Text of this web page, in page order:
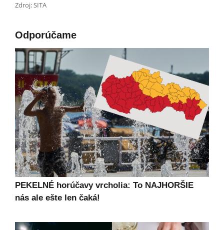
Zdroj: SITA
Odporúčame
PEKELNÉ horúčavy vrcholia: To NAJHORŠIE
nás ale ešte len čaká!